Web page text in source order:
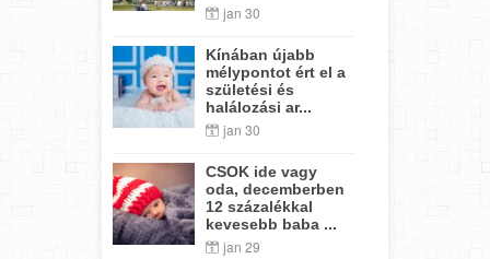
jan 30
Kínában újabb
mélypontot ért el a
születési és
halálozási ar...
jan 30
CSOK ide vagy
oda, decemberben
12 százalékkal
kevesebb baba ...
jan 29